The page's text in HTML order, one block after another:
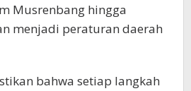
Musrenbang hingga
menjadi peraturan daerah
bahwa setiap langkah